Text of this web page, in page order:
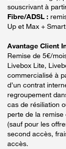
souscrivant à
Fibre/ADSL :
Up et Max + Smart
Avantage Client
Remise de 5€/
Livebox Lite,
commercialisé à
d’un contrat
regroupement
cas de résiliation
perte de la
(sauf pour les
second accès,
accès.